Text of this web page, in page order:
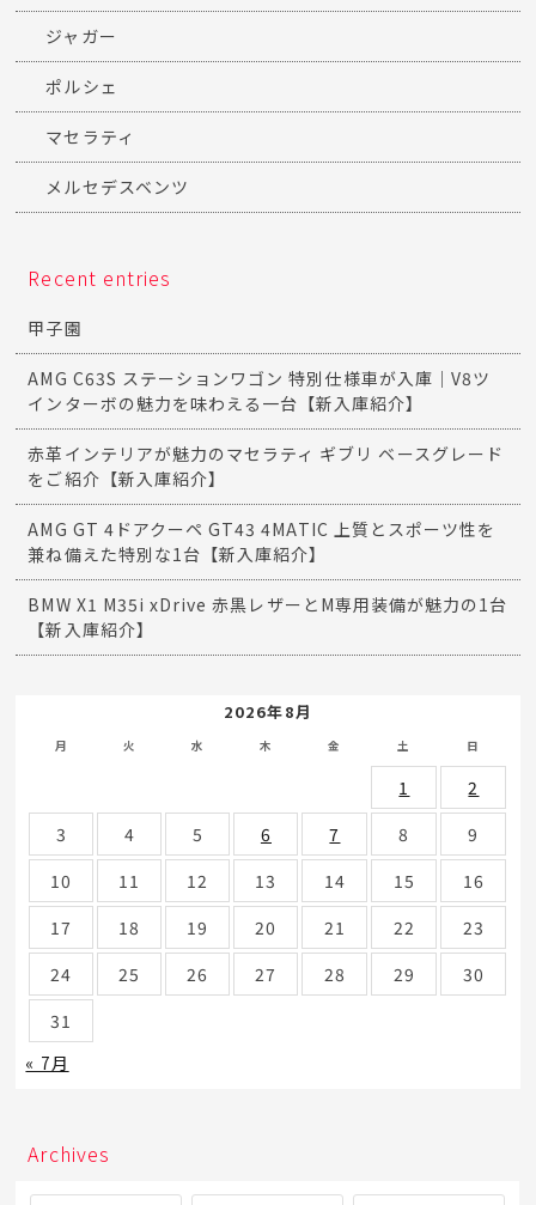
ジャガー
ポルシェ
マセラティ
メルセデスベンツ
Recent entries
甲子園
AMG C63S ステーションワゴン 特別仕様車が入庫｜V8ツ
インターボの魅力を味わえる一台【新入庫紹介】
赤革インテリアが魅力のマセラティ ギブリ ベースグレード
をご紹介【新入庫紹介】
AMG GT 4ドアクーペ GT43 4MATIC 上質とスポーツ性を
兼ね備えた特別な1台【新入庫紹介】
BMW X1 M35i xDrive 赤黒レザーとM専用装備が魅力の1台
【新入庫紹介】
2026年8月
月 火 水 木 金 土 日
1
2
3
4 5 6 7 8
9
10
11 12 13 14 15
16
17
18 19 20 21 22
23
24
25 26 27 28 29
30
31
« 7月
Archives